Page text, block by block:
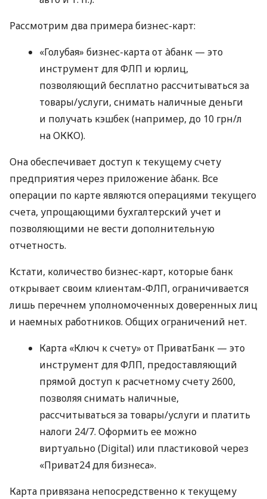
Рассмотрим два примера бизнес-карт:
«Голубая» бизнес-карта от àбанк — это
инструмент для ФЛП и юрлиц,
позволяющий бесплатно рассчитываться за
товары/услуги, снимать наличные деньги
и получать кэшбек (например, до 10 грн/л
на ОККО).
Она обеспечивает доступ к текущему счету
предприятия через приложение àбанк. Все
операции по карте являются операциями текущего
счета, упрощающими бухгалтерский учет и
позволяющими не вести дополнительную
отчетность.
Кстати, количество бизнес-карт, которые банк
открывает своим клиентам-ФЛП, ограничивается
лишь перечнем уполномоченных доверенных лиц
и наемных работников. Общих ограничений нет.
Карта «Ключ к счету» от ПриватБанк — это
инструмент для ФЛП, предоставляющий
прямой доступ к расчетному счету 2600,
позволяя снимать наличные,
рассчитываться за товары/услуги и платить
налоги 24/7. Оформить ее можно
виртуально (Digital) или пластиковой через
«Приват24 для бизнеса».
Карта привязана непосредственно к текущему